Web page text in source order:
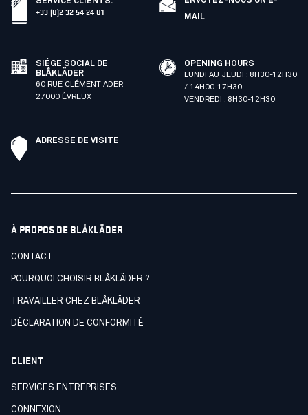
+33 (0)2 32 54 24 01
MAIL
SIÈGE SOCIAL DE
BLÅKLÄDER
60 RUE CLÉMENT ADER
27000 ÉVREUX
OPENING HOURS
LUNDI AU JEUDI : 8H30-12H30
/ 14H00-17H30
VENDREDI : 8H30-12H30
ADRESSE DE VISITE
À PROPOS DE BLÅKLÄDER
CONTACT
POURQUOI CHOISIR BLÅKLÄDER ?
TRAVAILLER CHEZ BLÅKLÄDER
DÉCLARATION DE CONFORMITÉ
CLIENT
SERVICES ENTREPRISES
CONNEXION